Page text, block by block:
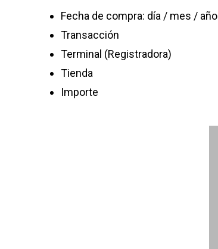
Fecha de compra: día / mes / año
Transacción
Terminal (Registradora)
Tienda
Importe